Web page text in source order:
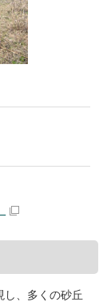
し、多くの砂丘